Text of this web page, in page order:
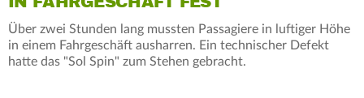
Über zwei Stunden lang mussten Passagiere in luftiger Höhe
in einem Fahrgeschäft ausharren. Ein technischer Defekt
hatte das "Sol Spin" zum Stehen gebracht.